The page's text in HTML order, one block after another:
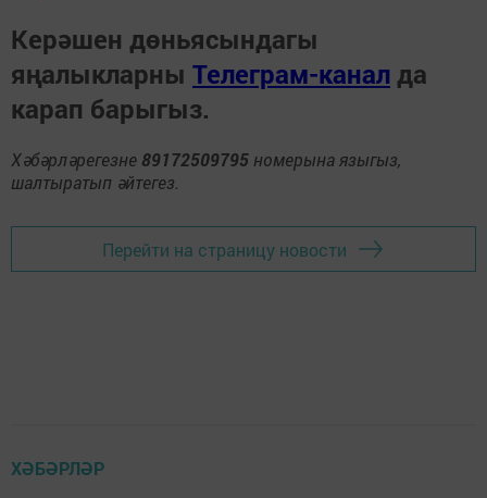
Керәшен дөньясындагы
яңалыкларны Телеграм-канал да
карап барыгыз.
Хәбәрләрегезне 89172509795 номерына языгыз,
шалтыратып әйтегез.
Перейти на страницу новости
ХӘБӘРЛӘР